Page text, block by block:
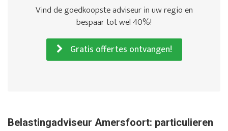
Vind de goedkoopste adviseur in uw regio en
bespaar tot wel 40%!
Gratis offertes ontvangen!
Belastingadviseur Amersfoort: particulieren